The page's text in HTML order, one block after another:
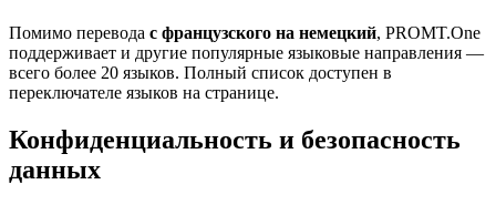
Помимо перевода с французского на немецкий, PROMT.One
поддерживает и другие популярные языковые направления —
всего более 20 языков. Полный список доступен в
переключателе языков на странице.
Конфиденциальность и безопасность
данных